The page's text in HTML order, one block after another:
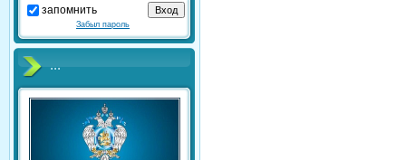
запомнить
Забыл пароль
...